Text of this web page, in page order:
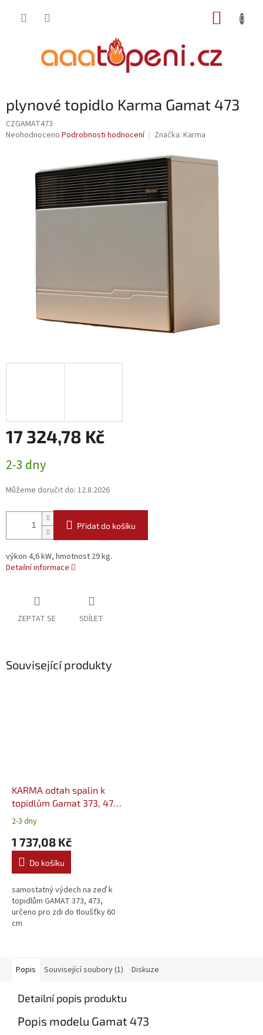
plynové topidlo Karma Gamat 473
CZGAMAT473
Průměrné
hvězdiček.
Neohodnoceno Podrobnosti hodnocení Značka: Karma
17 324,78 Kč
cena:
2-3 dny
Můžeme doručit do: 12.8.2026
Přidat do košíku
výkon 4,6 kW, hmotnost 29 kg.
Detailní informace
ZEPTAT SE SDÍLET
Související produkty
KARMA odtah spalin k
topidlům Gamat 373, 473
tl. 60 cm (VYD73-60)
2-3 dny
1 737,08 Kč
Do košíku
samostatný výdech na zeď k
topidlům GAMAT 373, 473,
určeno pro zdi do tloušťky 60
cm
Popis Související soubory (1) Diskuze
Detailní popis produktu
Popis modelu Gamat 473